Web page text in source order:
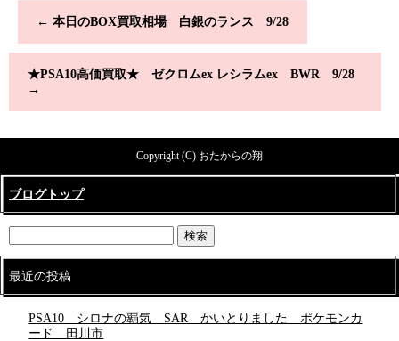
← 本日のBOX買取相場 白銀のランス 9/28
★PSA10高価買取★ ゼクロムex レシラムex BWR 9/28
→
Copyright (C) おたからの翔
ブログトップ
最近の投稿
PSA10 シロナの覇気 SAR かいとりました ポケモンカ
ード 田川市